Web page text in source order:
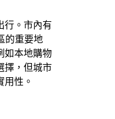
行。市內有
的重要地
如本地購物
擇，但城市
性。